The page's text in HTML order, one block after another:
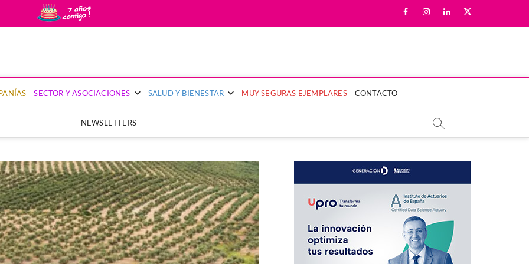
facebookinstagram
linkedintwitter
SECTOR Y ASOCIACIONES SALUD Y BIENESTAR MUY SEGURAS EJEMPLARES CONTACTO
NEWSLETTERS